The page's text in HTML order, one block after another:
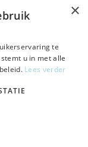
in je
inbox
verkooppraatjes — gewoon fijne
die echt iets toevoegen.
×
te
u in met alle
Lees verder